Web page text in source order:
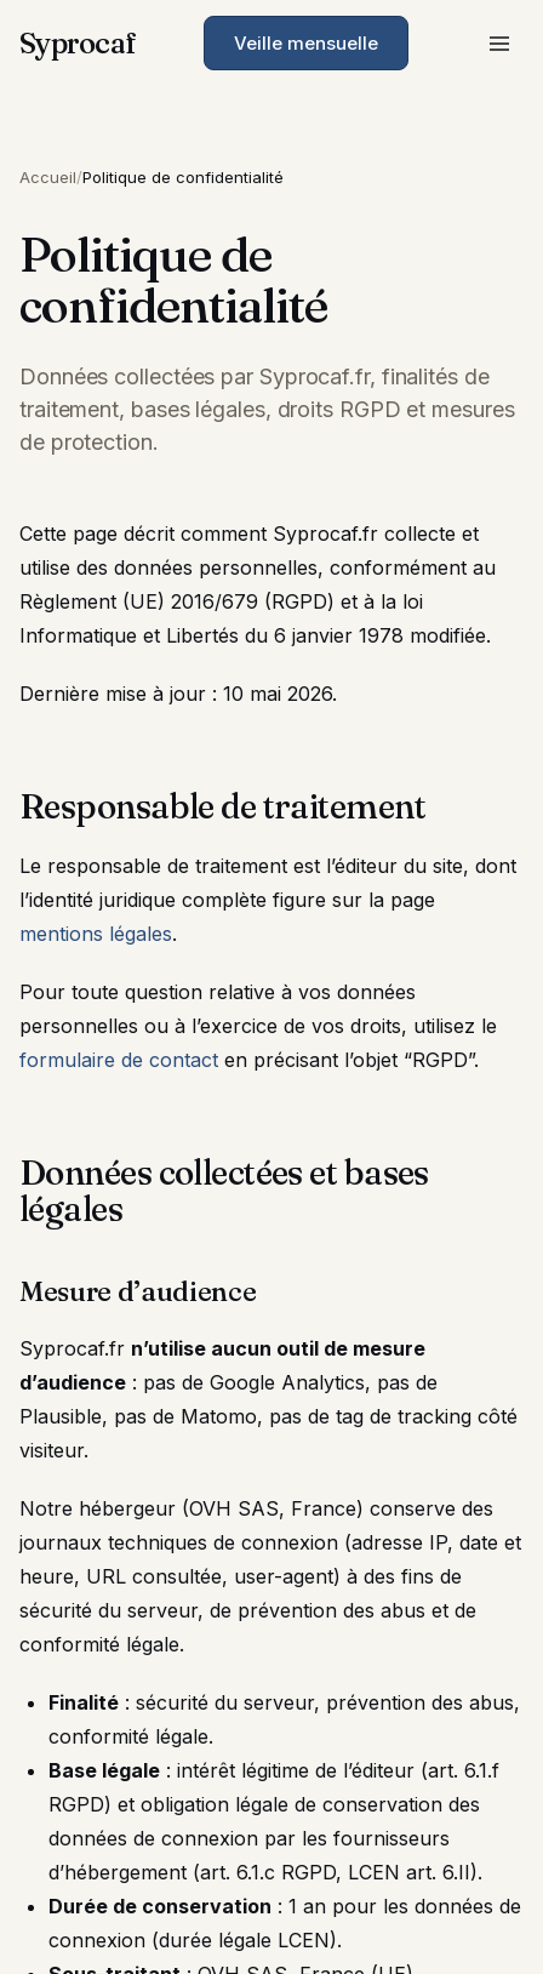
Syprocaf Veille mensuelle
Accueil/Politique de confidentialité
Politique de
confidentialité
Données collectées par Syprocaf.fr, finalités de
traitement, bases légales, droits RGPD et mesures
de protection.
Cette page décrit comment Syprocaf.fr collecte et
utilise des données personnelles, conformément au
Règlement (UE) 2016/679 (RGPD) et à la loi
Informatique et Libertés du 6 janvier 1978 modifiée.
Dernière mise à jour : 10 mai 2026.
Responsable de traitement
Le responsable de traitement est l’éditeur du site, dont
l’identité juridique complète figure sur la page
mentions légales.
Pour toute question relative à vos données
personnelles ou à l’exercice de vos droits, utilisez le
formulaire de contact en précisant l’objet “RGPD”.
Données collectées et bases
légales
Mesure d’audience
Syprocaf.fr n’utilise aucun outil de mesure
d’audience : pas de Google Analytics, pas de
Plausible, pas de Matomo, pas de tag de tracking côté
visiteur.
Notre hébergeur (OVH SAS, France) conserve des
journaux techniques de connexion (adresse IP, date et
heure, URL consultée, user-agent) à des fins de
sécurité du serveur, de prévention des abus et de
conformité légale.
Finalité : sécurité du serveur, prévention des abus,
conformité légale.
Base légale : intérêt légitime de l’éditeur (art. 6.1.f
RGPD) et obligation légale de conservation des
données de connexion par les fournisseurs
d’hébergement (art. 6.1.c RGPD, LCEN art. 6.II).
Durée de conservation : 1 an pour les données de
connexion (durée légale LCEN).